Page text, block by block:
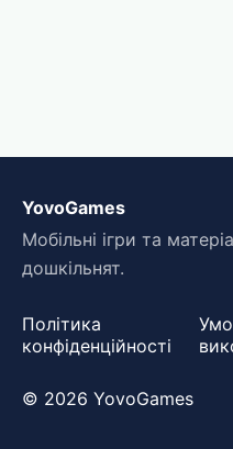
YovoGames
Мобільні ігри та
дошкільнят.
Політика
конфіденційності
© 2026 YovoGames